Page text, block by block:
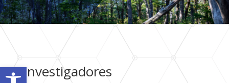
Abrir barra de herramientas
Investigadores